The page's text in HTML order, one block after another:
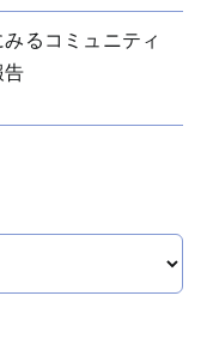
るコミュニティ
告